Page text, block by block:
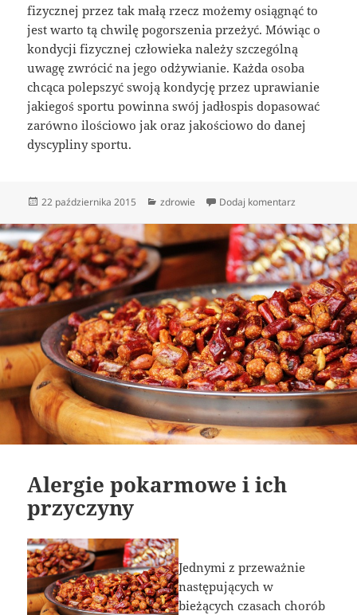
fizycznej przez tak małą rzecz możemy osiągnąć to
jest warto tą chwilę pogorszenia przeżyć. Mówiąc o
kondycji fizycznej człowieka należy szczególną
uwagę zwrócić na jego odżywianie. Każda osoba
chcąca polepszyć swoją kondycję przez uprawianie
jakiegoś sportu powinna swój jadłospis dopasować
zarówno ilościowo jak oraz jakościowo do danej
dyscypliny sportu.
Data
22 października 2015 Kategorie
zdrowie Dodaj komentarz
Alergie pokarmowe i ich
przyczyny
Jednymi z przeważnie
następujących w
bieżących czasach chorób